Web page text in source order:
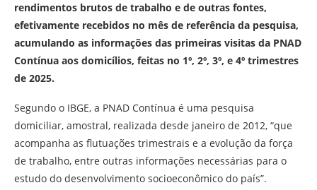
rendimentos brutos de trabalho e de outras fontes,
efetivamente recebidos no mês de referência da pesquisa,
acumulando as informações das primeiras visitas da PNAD
Contínua aos domicílios, feitas no 1º, 2º, 3º, e 4º trimestres
de 2025.
Segundo o IBGE, a PNAD Contínua é uma pesquisa
domiciliar, amostral, realizada desde janeiro de 2012, “que
acompanha as flutuações trimestrais e a evolução da força
de trabalho, entre outras informações necessárias para o
estudo do desenvolvimento socioeconômico do país”.